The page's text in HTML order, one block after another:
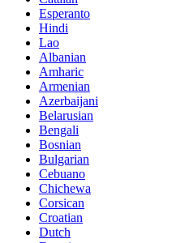
Esperanto
Hindi
Lao
Albanian
Amharic
Armenian
Azerbaijani
Belarusian
Bengali
Bosnian
Bulgarian
Cebuano
Chichewa
Corsican
Croatian
Dutch